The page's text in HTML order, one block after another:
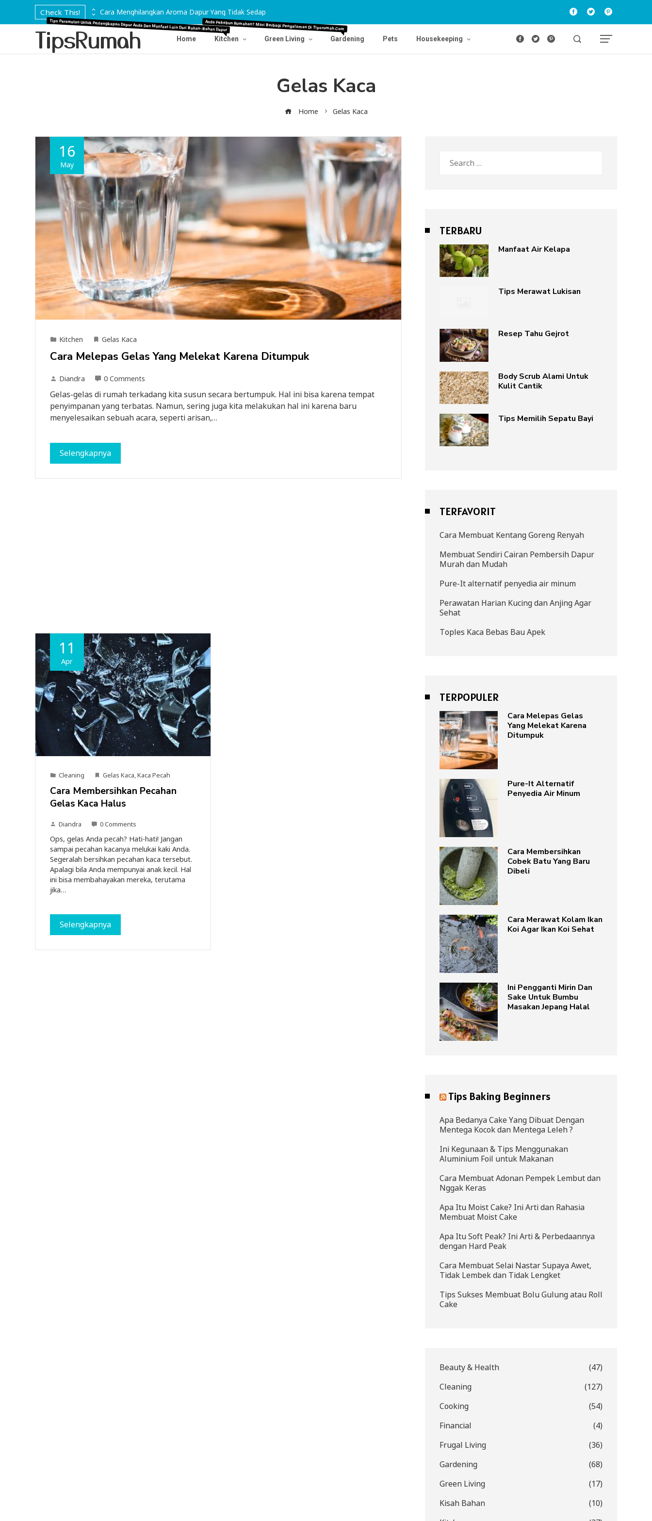
Check This! Cara Menghilangkan Aroma Dapur Yang Tidak Sedap
TipsRumah Home Kitchen
Tips Perawatan Untuk Perlengkapan Dapur Anda Dan Manfaat Lain Dari Bahan-Bahan Dapur
Green Living Gardening
Anda Pekebun Rumahan? Mari Berbagi Pengalaman Di Tipsrumah.com
Pets Housekeeping
Gelas Kaca
Home Gelas Kaca
16
May
Kitchen Gelas Kaca
Cara Melepas Gelas Yang Melekat Karena Ditumpuk
Diandra 0 Comments
Gelas-gelas di rumah terkadang kita susun secara bertumpuk. Hal ini bisa karena tempat
penyimpanan yang terbatas. Namun, sering juga kita melakukan hal ini karena baru
menyelesaikan sebuah acara, seperti arisan,…
Selengkapnya
11
Apr
Cleaning Gelas Kaca,Kaca Pecah
Cara Membersihkan Pecahan
Gelas Kaca Halus
Diandra 0 Comments
Ops, gelas Anda pecah? Hati-hati! Jangan
sampai pecahan kacanya melukai kaki Anda.
Segeralah bersihkan pecahan kaca tersebut.
Apalagi bila Anda mempunyai anak kecil. Hal
ini bisa membahayakan mereka, terutama
jika…
Selengkapnya
for:
TERBARU
Manfaat Air Kelapa
Tips Merawat Lukisan
Resep Tahu Gejrot
Body Scrub Alami Untuk
Kulit Cantik
Tips Memilih Sepatu Bayi
TERFAVORIT
Cara Membuat Kentang Goreng Renyah
Membuat Sendiri Cairan Pembersih Dapur
Murah dan Mudah
Pure-It alternatif penyedia air minum
Perawatan Harian Kucing dan Anjing Agar
Sehat
Toples Kaca Bebas Bau Apek
TERPOPULER
Cara Melepas Gelas
Yang Melekat Karena
Ditumpuk
Pure-It Alternatif
Penyedia Air Minum
Cara Membersihkan
Cobek Batu Yang Baru
Dibeli
Cara Merawat Kolam Ikan
Koi Agar Ikan Koi Sehat
Ini Pengganti Mirin Dan
Sake Untuk Bumbu
Masakan Jepang Halal
Tips Baking Beginners
Apa Bedanya Cake Yang Dibuat Dengan
Mentega Kocok dan Mentega Leleh ?
Ini Kegunaan & Tips Menggunakan
Aluminium Foil untuk Makanan
Cara Membuat Adonan Pempek Lembut dan
Nggak Keras
Apa Itu Moist Cake? Ini Arti dan Rahasia
Membuat Moist Cake
Apa Itu Soft Peak? Ini Arti & Perbedaannya
dengan Hard Peak
Cara Membuat Selai Nastar Supaya Awet,
Tidak Lembek dan Tidak Lengket
Tips Sukses Membuat Bolu Gulung atau Roll
Cake
Beauty & Health
(47)
Cleaning
(127)
Cooking
(54)
Financial
(4)
Frugal Living
(36)
Gardening
(68)
Green Living
(17)
Kisah Bahan
(10)